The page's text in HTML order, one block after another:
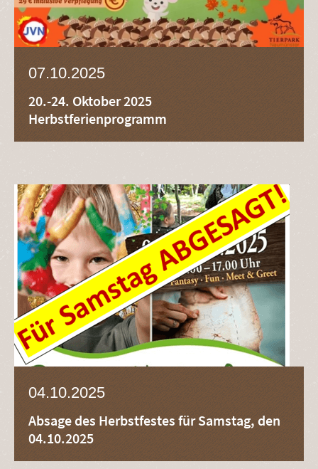
07.10.2025
20.-24. Oktober 2025
Herbstferienprogramm
04.10.2025
Absage des Herbstfestes für Samstag, den
04.10.2025